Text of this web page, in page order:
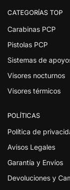
CATEGORÍAS TOP
Carabinas PCP
Pistolas PCP
Sistemas de
Visores nocturnos
Visores térmicos
POLÍTICAS
Política de
Avisos Legales
Garantía y Envíos
Devoluciones y